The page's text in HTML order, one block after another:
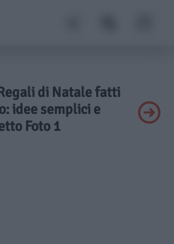
di Natale fatti
idee semplici e
Foto 1